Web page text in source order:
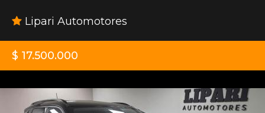
Lipari Automotores
$ 17.500.000